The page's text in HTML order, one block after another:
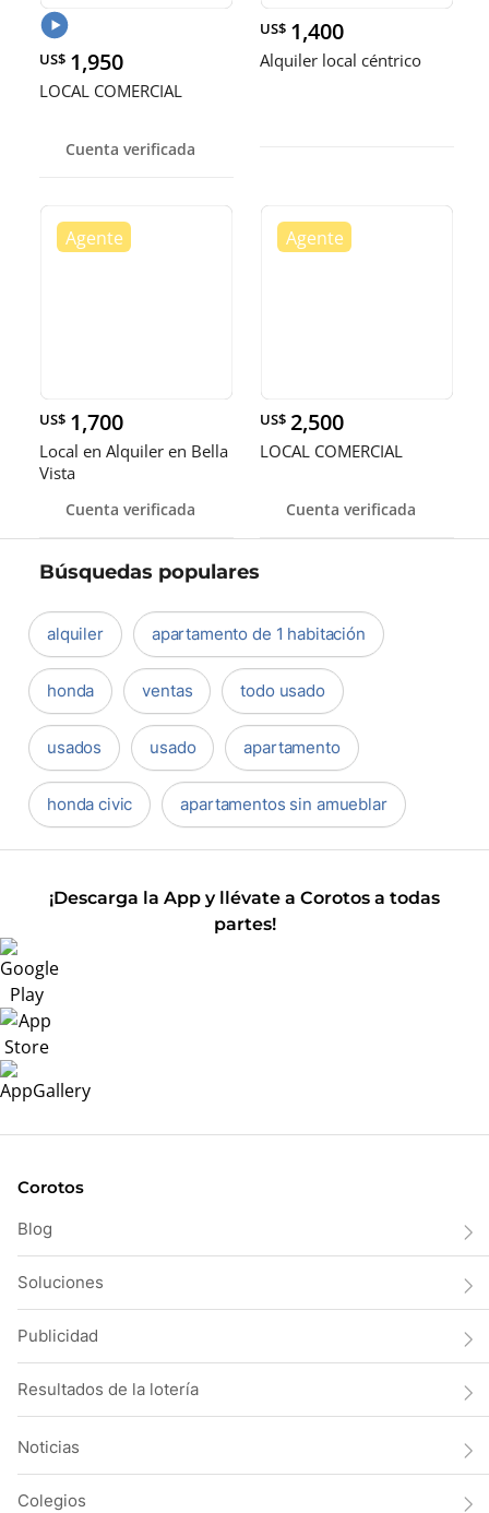
US$ 1,950
LOCAL COMERCIAL
Cuenta verificada
US$ 1,400
Alquiler local céntrico
US$ 1,700
Local en Alquiler en Bella
Vista
Cuenta verificada
US$ 2,500
LOCAL COMERCIAL
Cuenta verificada
Búsquedas populares
alquiler apartamento de 1 habitación
honda ventas todo usado
usados usado apartamento
honda civic apartamentos sin amueblar
¡Descarga la App y llévate a Corotos a todas
partes!
Corotos
Blog
Soluciones
Publicidad
Resultados de la lotería
Noticias
Colegios